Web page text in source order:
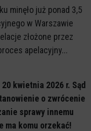
minęło już ponad 3,5
w Warszawie
złożone przez
apelacyjny...
kwietnia 2026 r. Sąd
o zwrócenie
sprawy innemu
ma komu orzekać!